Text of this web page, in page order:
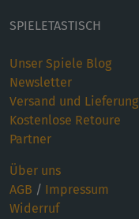
SPIELETASTISCH
Unser Spiele Blog
Newsletter
Versand und Lieferung
Kostenlose Retoure
Partner
Über uns
AGB / Impressum
Widerruf